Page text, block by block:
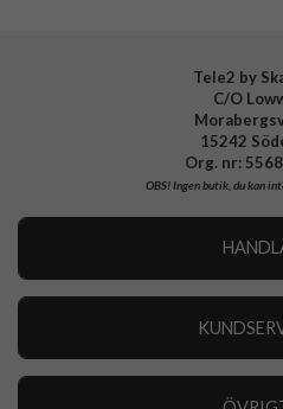
Tele2 by
C/O
15242
Org. nr:
OBS!Ingen butik, du kan